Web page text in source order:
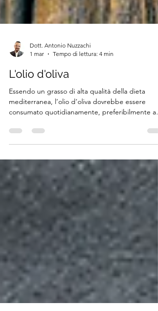
Dott. Antonio Nuzzachi
Tempo di lettura: 4 min
L'olio d'oliva
Essendo un grasso di alta qualità della dieta
mediterranea, l’olio d’oliva dovrebbe essere
crudo...